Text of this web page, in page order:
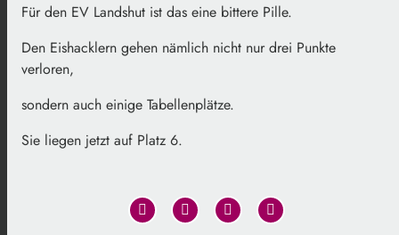
Für den EV Landshut ist das eine bittere Pille.
Den Eishacklern gehen nämlich nicht nur drei Punkte
verloren,
sondern auch einige Tabellenplätze.
Sie liegen jetzt auf Platz 6.